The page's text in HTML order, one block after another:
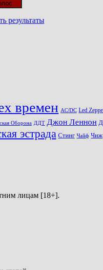
результаты
времен AC/DC Led
Оборона ДДТ Джон Леннон
эстрада Стинг Чайф Чиж
лицам [18+].